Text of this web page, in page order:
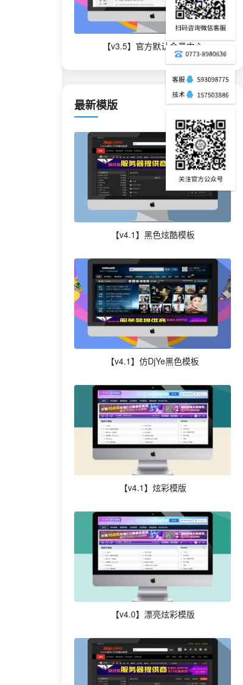
【v3.5】官方默认会员中心
最新模版
【v4.1】黑色炫酷模板
【v4.1】仿DjYe黑色模板
【v4.1】炫彩模版
【v4.0】漂亮炫彩模版